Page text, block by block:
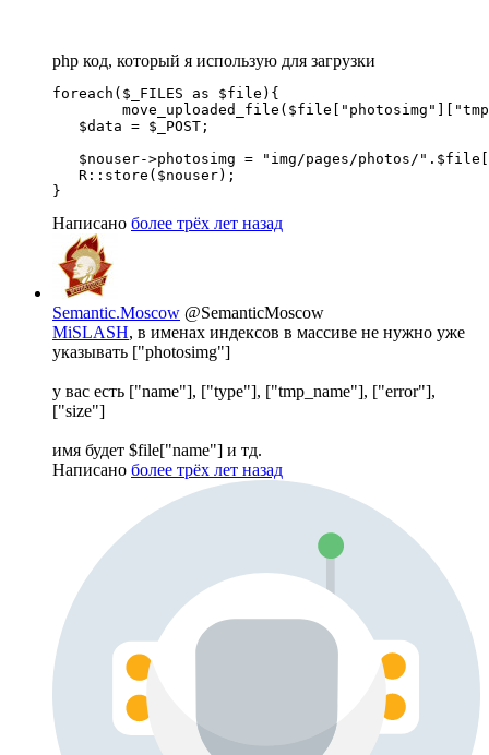
php код, который я использую для загрузки
foreach($_FILES as $file){
   $data = $_POST;
$nouser->photosimg = "img/pages/photos/
   R::store($nouser);
}
Написано более трёх лет назад
Semantic.Moscow @SemanticMoscow
MiSLASH, в именах индексов в массиве не нужно уже
указывать ["photosimg"]
у вас есть ["name"], ["type"], ["tmp_name"], ["error"],
["size"]
имя будет $file["name"] и тд.
Написано более трёх лет назад